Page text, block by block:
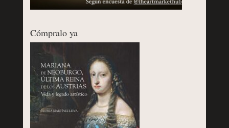
Cómpralo ya